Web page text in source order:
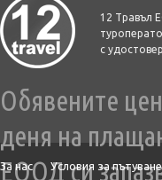
12 Травъл
с
Обявените
деня на
ЕООД си
За нас Условия за пътуване